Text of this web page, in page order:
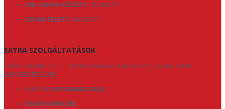
200–249 KM KÖZÖTT: 43.000 FT
250 KM FELETT: 48.000 FT
EXTRA SZOLGÁLTATÁSOK
TÉRÍTÉS ELLENÉBEN LEHETŐSÉG VAN AZ ALÁBBI SZOLGÁLTATÁSOK
IGÉNYBEVÉTELÉRE:
A BÚTOR KICSOMAGOLÁSA,
ÖSSZESZERELÉSE,